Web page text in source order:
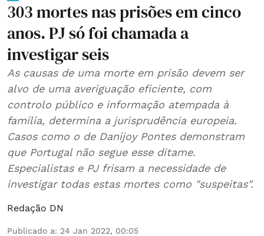
303 mortes nas prisões em cinco
anos. PJ só foi chamada a
investigar seis
As causas de uma morte em prisão devem ser
alvo de uma averiguação eficiente, com
controlo público e informação atempada à
família, determina a jurisprudência europeia.
Casos como o de Danijoy Pontes demonstram
que Portugal não segue esse ditame.
Especialistas e PJ frisam a necessidade de
investigar todas estas mortes como "suspeitas".
Redação DN
Publicado a: 24 Jan 2022, 00:05